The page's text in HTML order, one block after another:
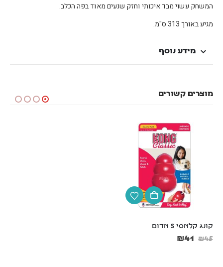
המשחק עשוי מבד איכותי וחזק שנעים מאוד בפה הכלב.
מגיע באורך 313 ס"מ.
מידע נוסף
מוצרים קשורים
קונג קלאסי S אדום
₪45
₪41